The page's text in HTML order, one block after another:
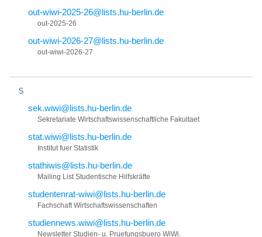
out-wiwi-2025-26@lists.hu-berlin.de
out-2025-26
out-wiwi-2026-27@lists.hu-berlin.de
out-wiwi-2026-27
S
sek.wiwi@lists.hu-berlin.de
Sekretariate Wirtschaftswissenschaftliche Fakultaet
stat.wiwi@lists.hu-berlin.de
Institut fuer Statistik
stathiwis@lists.hu-berlin.de
Mailing List Studentische Hilfskräfte
studentenrat-wiwi@lists.hu-berlin.de
Fachschaft Wirtschaftswissenschaften
studiennews.wiwi@lists.hu-berlin.de
Newsletter Studien- u. Pruefungsbuero WiWi.